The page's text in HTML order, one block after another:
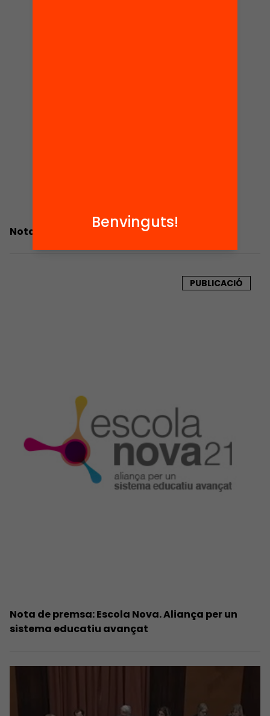
Nota de premsa. Escola Nova 21
PUBLICACIÓ
Nota de premsa: Escola Nova. Aliança per un
sistema educatiu avançat
Benvinguts!